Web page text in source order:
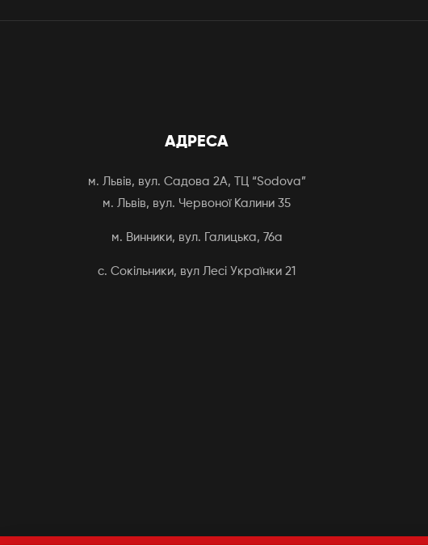
АДРЕСА
м. Львів, вул. Садова 2А, ТЦ “Sodova”
м. Львів, вул. Червоної Калини 35
м. Винники, вул. Галицька, 76а
с. Сокільники, вул Лесі Українки 21